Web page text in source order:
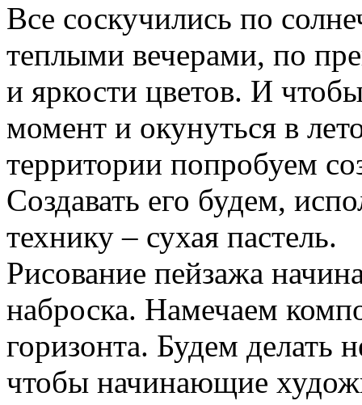
Все соскучились по
теплыми вечерами, по
и яркости цветов. И
момент и окунуться в
территории попробуем
Создавать его будем,
технику – сухая пастель.
Рисование пейзажа
наброска. Намечаем
горизонта. Будем делать
чтобы начинающие